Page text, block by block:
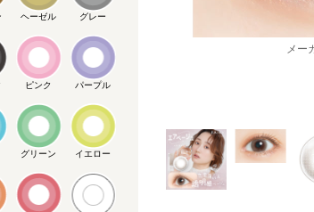
ヘーゼル グレー
ピンク パープル
グリーン イエロー
提供画像